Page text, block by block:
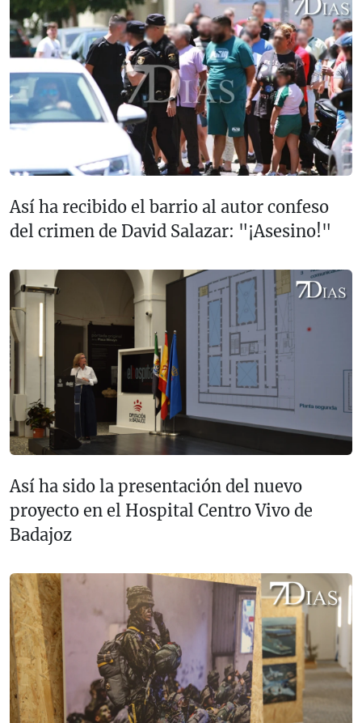
Así ha recibido el barrio al autor confeso
del crimen de David Salazar: "¡Asesino!"
Así ha sido la presentación del nuevo
proyecto en el Hospital Centro Vivo de
Badajoz